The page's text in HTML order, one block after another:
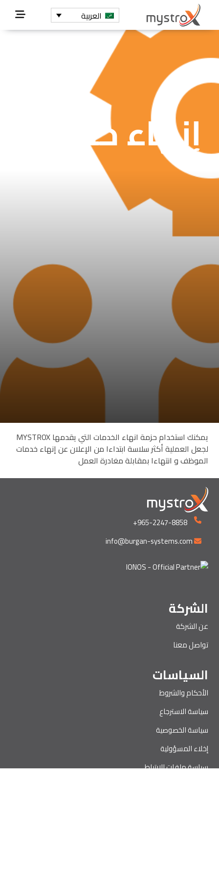
العربية
إنهاء خدمات
يمكنك استخدام حزمة انهاء الخدمات التي يقدمها MYSTROX
لجعل العملية أكثر سلاسة ابتداءا من الإعلان عن إنهاء خدمات
الموظف و انتهاءا بمقابلة مغادرة العمل
+965-2247-8858
info@burgan-systems.com
الشركة
عن الشركة
تواصل معنا
السياسات
الأحكام والشروط
سياسة الاسترجاع
سياسة الخصوصية
إخلاء المسؤولية
سياسة ملفات الارتباط